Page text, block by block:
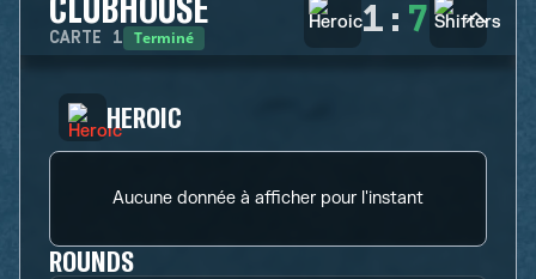
CARTE 1 Terminé 1 : 7
HEROIC
Aucune donnée à afficher pour l'instant
ROUNDS